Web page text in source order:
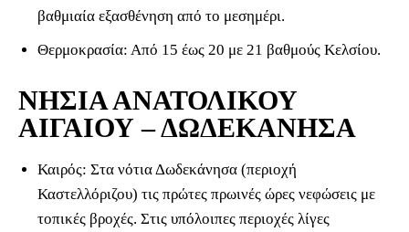
βαθμιαία εξασθένηση από το μεσημέρι.
Θερμοκρασία: Από 15 έως 20 με 21 βαθμούς Κελσίου.
ΝΗΣΙΑ ΑΝΑΤΟΛΙΚΟΥ
ΑΙΓΑΙΟΥ – ΔΩΔΕΚΑΝΗΣΑ
Καιρός: Στα νότια Δωδεκάνησα (περιοχή
Καστελλόριζου) τις πρώτες πρωινές ώρες νεφώσεις με
τοπικές βροχές. Στις υπόλοιπες περιοχές λίγες